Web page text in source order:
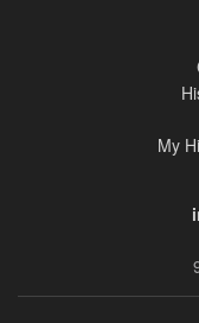
My